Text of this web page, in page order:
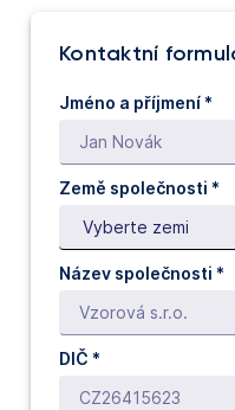
Kontaktní
Jméno a příjmení *
Země společnosti *
Název společnosti *
DIČ *